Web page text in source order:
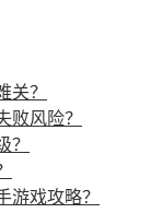
关？
败风险？
？
游戏攻略？